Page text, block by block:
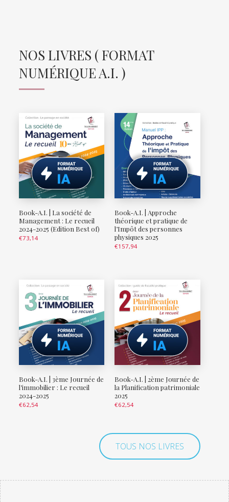
NOS LIVRES ( FORMAT
NUMÉRIQUE A.I. )
Book-A.I. | La société de
Management : Le recueil
2024-2025 (Edition Best of)
€73,14
Book-A.I. | Approche
théorique et pratique de
l’Impôt des personnes
physiques 2025
€157,94
Book-A.I. | 3ème Journée de
l’immobilier : Le recueil
2024-2025
€62,54
Book-A.I. | 2ème Journée de
la Planification patrimoniale
2025
€62,54
TOUS NOS LIVRES